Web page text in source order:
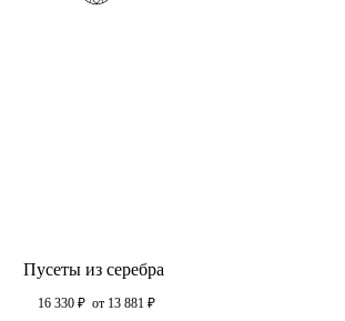
Пусеты из серебра
16 330 ₽ от 13 881 ₽